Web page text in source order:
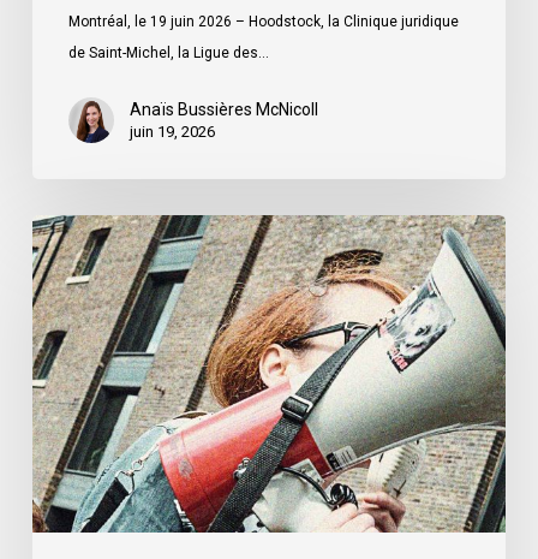
ministre
Québec
Montréal, le 19 juin 2026 – Hoodstock, la Clinique juridique
de Saint-Michel, la Ligue des…
Anaïs Bussières McNicoll
juin 19, 2026
L’ACLC
se
joint
à
la
déclaration
de
la
société
civile